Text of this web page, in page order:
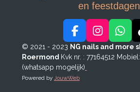
en feestdagen
F
a
c
e
b
I
n
s
W
h
a
© 2021 - 2023 NG nails and more
Roermond Kvk nr. : 77164512
(whatsapp mogelijk)
Powered by JouwWeb